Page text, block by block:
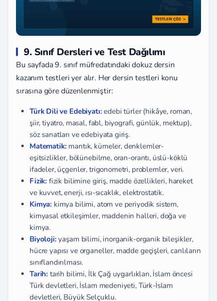
9. Sınıf Dersleri ve Test Dağılımı
Bu sayfada 9. sınıf müfredatındaki dokuz dersin
kazanım testleri yer alır. Her dersin testleri konu
sırasına göre düzenlenmiştir:
Türk Dili ve Edebiyatı: edebi türler (hikâye, roman,
şiir, tiyatro, masal, fabl, biyografi, günlük, mektup),
söz sanatları ve edebiyata giriş.
Matematik: mantık, kümeler, denklemler-
eşitsizlikler, bölünebilme, oran-orantı, üslü-köklü
ifadeler, üçgenler, trigonometri, problemler, veri.
Fizik: fizik bilimine giriş, madde özellikleri, hareket
ve kuvvet, enerji, ısı-sıcaklık, elektrostatik.
Kimya: kimya bilimi, atom ve periyodik sistem,
kimyasal etkileşimler, maddenin halleri, doğa ve
kimya.
Biyoloji: yaşam bilimi, inorganik-organik bileşikler,
hücre yapısı ve organeller, madde geçişleri, canlıların
sınıflandırılması.
Tarih: tarih bilimi, İlk Çağ uygarlıkları, İslam öncesi
Türk devletleri, İslam medeniyeti, Türk-İslam
devletleri, Büyük Selçuklu.